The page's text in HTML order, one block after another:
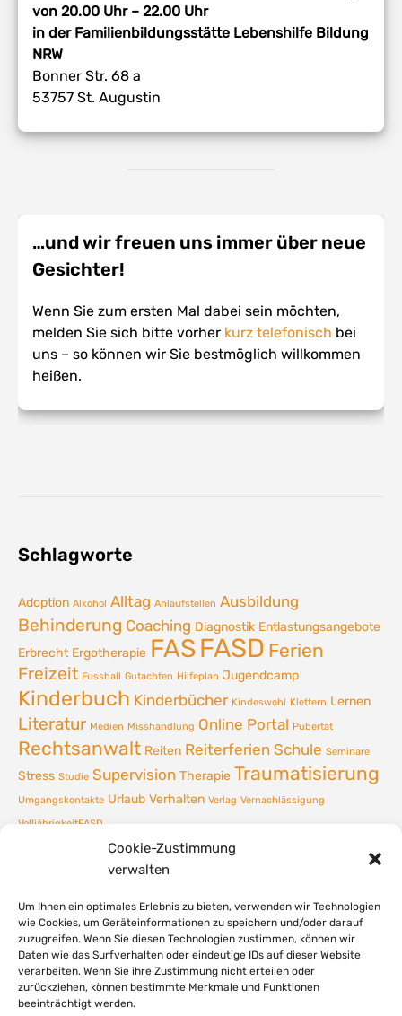
Cookie-Zustimmung
verwalten
Um Ihnen ein optimales Erlebnis zu bieten, verwenden wir Technologien
wie Cookies, um Geräteinformationen zu speichern und/oder darauf
zuzugreifen. Wenn Sie diesen Technologien zustimmen, können wir
Daten wie das Surfverhalten oder eindeutige IDs auf dieser Website
verarbeiten. Wenn Sie ihre Zustimmung nicht erteilen oder
zurückziehen, können bestimmte Merkmale und Funktionen
beeinträchtigt werden.
von 20.00 Uhr – 22.00 Uhr
in der Familienbildungsstätte Lebenshilfe Bildung
NRW
Bonner Str. 68 a
53757 St. Augustin
…und wir freuen uns immer über neue
Gesichter!
Wenn Sie zum ersten Mal dabei sein möchten,
melden Sie sich bitte vorher kurz telefonisch bei
uns – so können wir Sie bestmöglich willkommen
heißen.
Schlagworte
Adoption Alkohol Alltag Anlaufstellen Ausbildung
Behinderung Coaching Diagnostik Entlastungsangebote
Erbrecht Ergotherapie FASFASD Ferien
Freizeit Fussball Gutachten Hilfeplan Jugendcamp
Kinderbuch Kinderbücher Kindeswohl Klettern Lernen
Literatur Medien Misshandlung Online Portal Pubertät
Rechtsanwalt Reiten Reiterferien Schule Seminare
Stress Studie Supervision Therapie Traumatisierung
Umgangskontakte Urlaub Verhalten Verlag Vernachlässigung
VolljährigkeitFASD